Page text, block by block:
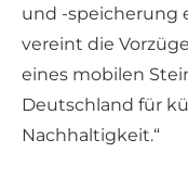
und -speicherung
vereint die
eines mobilen
Deutschland für
Nachhaltigkeit.“